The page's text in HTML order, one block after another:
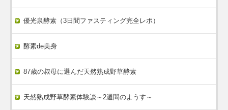
優光泉酵素（3日間ファスティング完全レポ）
酵素de美身
87歳の叔母に選んだ天然熟成野草酵素
天然熟成野草酵素体験談～2週間のようす～